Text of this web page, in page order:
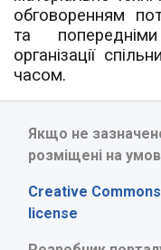
обговоренням
та
організації
часом.
Якщо не
розміщені на
Creative
license